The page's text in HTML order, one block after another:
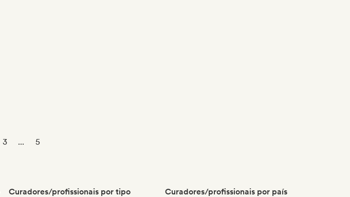
3 ... 5
Curadores/profissionais por tipo Curadores/profissionais por país